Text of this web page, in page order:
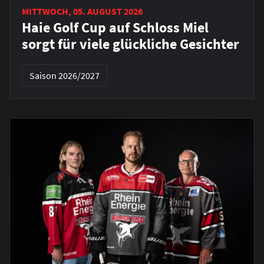
MITTWOCH, 05. AUGUST 2026
Haie Golf Cup auf Schloss Miel
sorgt für viele glückliche Gesichter
Saison 2026/2027